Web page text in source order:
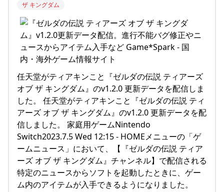
ザ キングダム
任天堂がティアキンこと『ゼルダの伝説 ティアーズ
オブ ザ キングダム』のv1.2.0 更新データを配信しま
した。 任天堂がティアキンこと『ゼルダの伝説 ティ
アーズ オブ ザ キングダム』のv1.2.0 更新データを配
信しました。 家庭用ゲームNintendo
Switch2023.7.5 Wed 12:15 - HOMEメニューの「ゲ
ームニュース」において、【『ゼルダの伝説 ティア
ーズ オブ ザ キングダム』チャンネル】で配信される
特定のニュースからソフトを起動したときに、ゲー
ム内のアイテムが入手できるようになりました。